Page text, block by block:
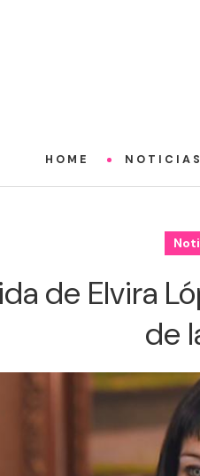
HOME NOTICIAS
de Elvira
de